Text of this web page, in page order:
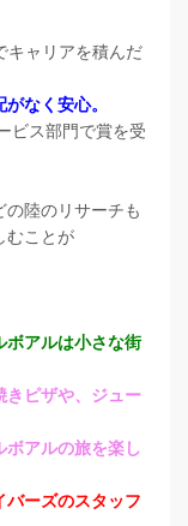
キャリアを積んだ
なく安心。
ビス部門で賞を受
陸のリサーチも
むことが
ボアルは小さな街
きピザや、ジュー
ボアルの旅を楽し
バーズのスタッフ